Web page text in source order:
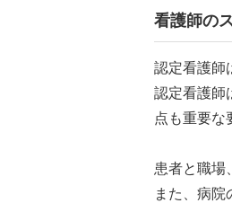
看護師の
認定看護師
認定看護師
点も重要な
患者と職場
また、病院